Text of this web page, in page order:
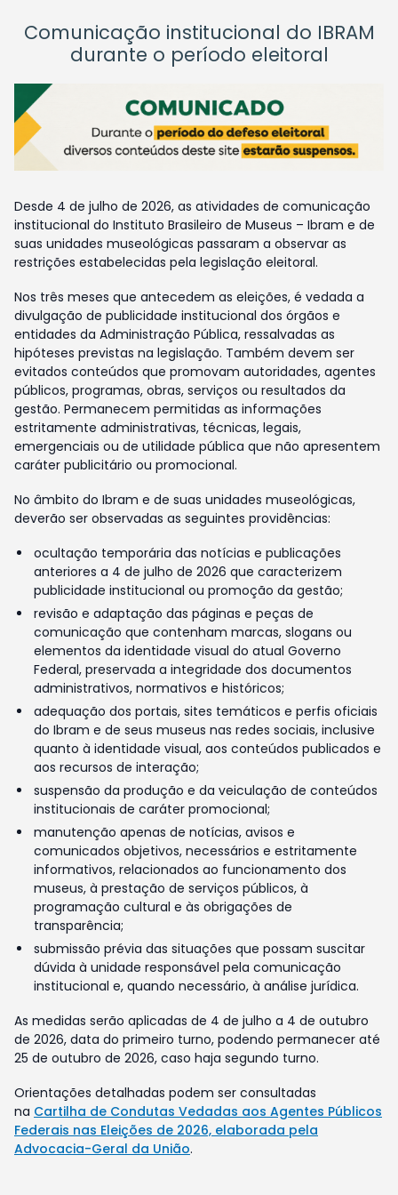
Comunicação institucional do IBRAM
durante o período eleitoral
Desde 4 de julho de 2026, as atividades de comunicação
institucional do Instituto Brasileiro de Museus – Ibram e de
suas unidades museológicas passaram a observar as
restrições estabelecidas pela legislação eleitoral.
Nos três meses que antecedem as eleições, é vedada a
divulgação de publicidade institucional dos órgãos e
entidades da Administração Pública, ressalvadas as
hipóteses previstas na legislação. Também devem ser
evitados conteúdos que promovam autoridades, agentes
públicos, programas, obras, serviços ou resultados da
gestão. Permanecem permitidas as informações
estritamente administrativas, técnicas, legais,
emergenciais ou de utilidade pública que não apresentem
caráter publicitário ou promocional.
No âmbito do Ibram e de suas unidades museológicas,
deverão ser observadas as seguintes providências:
ocultação temporária das notícias e publicações
anteriores a 4 de julho de 2026 que caracterizem
publicidade institucional ou promoção da gestão;
revisão e adaptação das páginas e peças de
comunicação que contenham marcas, slogans ou
elementos da identidade visual do atual Governo
Federal, preservada a integridade dos documentos
administrativos, normativos e históricos;
adequação dos portais, sites temáticos e perfis oficiais
do Ibram e de seus museus nas redes sociais, inclusive
quanto à identidade visual, aos conteúdos publicados e
aos recursos de interação;
suspensão da produção e da veiculação de conteúdos
institucionais de caráter promocional;
manutenção apenas de notícias, avisos e
comunicados objetivos, necessários e estritamente
informativos, relacionados ao funcionamento dos
museus, à prestação de serviços públicos, à
programação cultural e às obrigações de
transparência;
submissão prévia das situações que possam suscitar
dúvida à unidade responsável pela comunicação
institucional e, quando necessário, à análise jurídica.
As medidas serão aplicadas de 4 de julho a 4 de outubro
de 2026, data do primeiro turno, podendo permanecer até
25 de outubro de 2026, caso haja segundo turno.
Orientações detalhadas podem ser consultadas
na Cartilha de Condutas Vedadas aos Agentes Públicos
Federais nas Eleições de 2026, elaborada pela
Advocacia-Geral da União.